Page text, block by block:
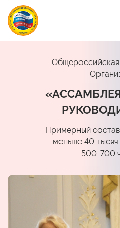
Примерный
меньше 40 тысяч
500-700